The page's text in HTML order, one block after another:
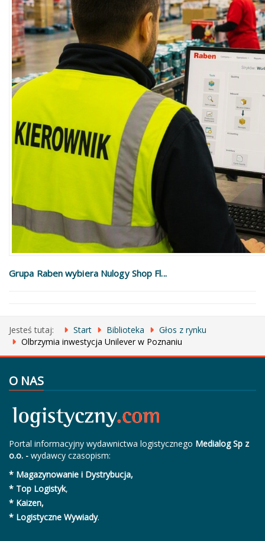
Grupa Raben wybiera Nulogy Shop Fl...
Jesteś tutaj: Start Biblioteka
Głos z rynku
Olbrzymia inwestycja Unilever w Poznaniu
O NAS
Portal informacyjny wydawnictwa logistycznego Medialog Sp z
o.o. - wydawcy czasopism:
* Magazynowanie i Dystrybucja,
* Top Logistyk,
* Kaizen,
* Logistyczne Wywiady.